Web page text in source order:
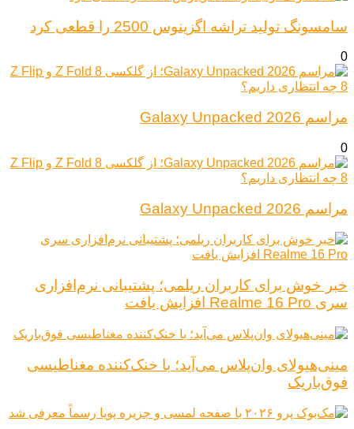
سامسونگ تولید تراشه اگزینوس 2500 را قطعی کرد
0
مراسم Galaxy Unpacked 2026
0
مراسم Galaxy Unpacked 2026
خبر خوش برای کاربران ریلمی؛ پشتیبانی نرم‌افزاری
سری Realme 16 Pro افزایش یافت
مینی‌هیولای وان‌پلاس می‌آید؛ با خنک‌کننده مغناطیسی
فوق‌باریک